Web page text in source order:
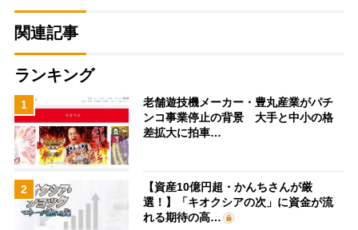
関連記事
ランキング
1
老舗遊技機メーカー・豊丸産業がパチ
ンコ事業停止の背景 大手と中小の格
差拡大に拍車…
2
【資産10億円超・かんちさんが厳
選！】「キオクシアの次」に資金が流
れる期待の高…